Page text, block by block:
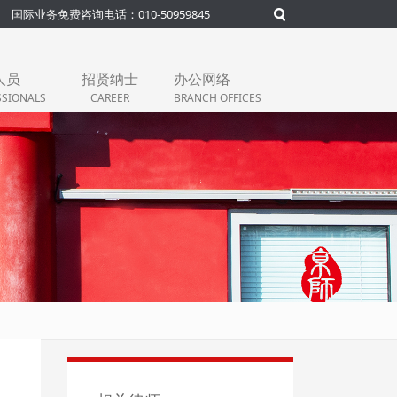
国际业务免费咨询电话：010-50959845
员 招贤纳士
CAREER
办公网络
BRANCH OFFICES